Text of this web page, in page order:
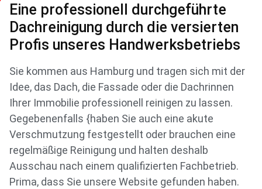
Eine professionell durchgeführte
Dachreinigung durch die versierten
Profis unseres Handwerksbetriebs
Sie kommen aus Hamburg und tragen sich mit der
Idee, das Dach, die Fassade oder die Dachrinnen
Ihrer Immobilie professionell reinigen zu lassen.
Gegebenenfalls {haben Sie auch eine akute
Verschmutzung festgestellt oder brauchen eine
regelmäßige Reinigung und halten deshalb
Ausschau nach einem qualifizierten Fachbetrieb.
Prima, dass Sie unsere Website gefunden haben.